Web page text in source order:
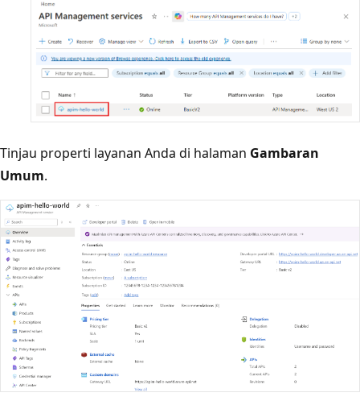
Tinjau properti layanan Anda di halaman Gambaran
Umum.